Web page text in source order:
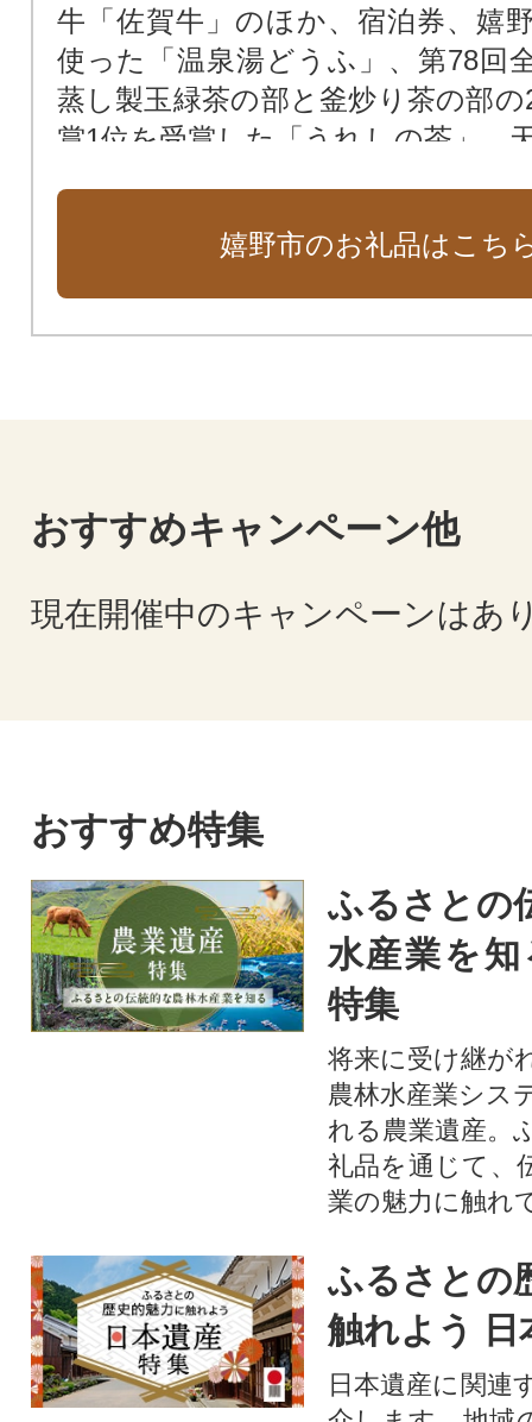
牛「佐賀牛」のほか、宿泊券、嬉
使った「温泉湯どうふ」、第78回
蒸し製玉緑茶の部と釜炒り茶の部
賞1位を受賞した「うれしの茶」、
きた「肥前吉田焼」など、嬉野を
礼品を多数取り揃えております。
る魅力を感じられる特産品をぜ
嬉野市のお礼品はこち
おすすめキャンペーン他
現在開催中のキャンペーンはあ
おすすめ特集
ふるさとの
水産業を
特集
将来に受け継が
農林水産業シス
れる農業遺産。
礼品を通じて、
業の魅力に触れ
ふるさとの
触れよう 日
日本遺産に関連